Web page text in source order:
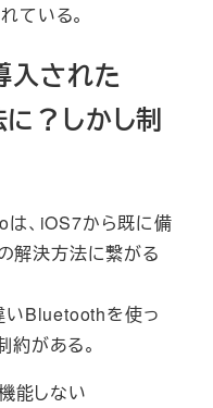
ている。
された
？しかし制
、iOS7から既に備
解決方法に繋がる
Bluetoothを使っ
約がある。
能しない